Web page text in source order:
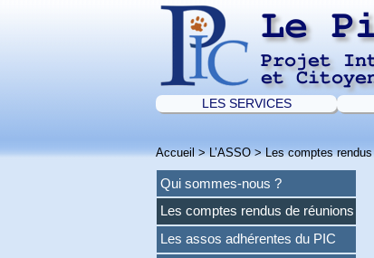
Le
Projet
et
LES SERVICES
Accueil>L’ASSO>Les comptes
Qui sommes-nous ?
Les comptes rendus de réunions
Les assos adhérentes du PIC